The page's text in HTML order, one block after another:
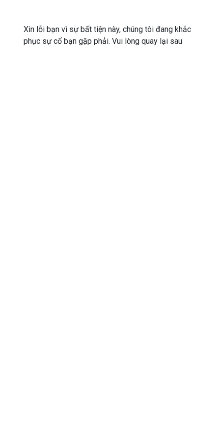
Xin lỗi bạn vì sự bất tiện này, chúng tôi đang khắc
phục sự cố bạn gặp phải. Vui lòng quay lại sau